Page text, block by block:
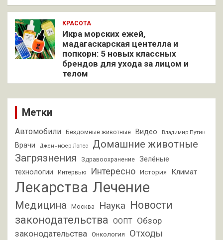
КРАСОТА
Икра морских ежей,
мадагаскарская центелла и
попкорн: 5 новых классных
брендов для ухода за лицом и
телом
Метки
Автомобили Бездомные животные Видео Владимир Путин
Врачи Дженнифер Лопес
Домашние животные
Загрязнения
Здравоохранение
Зелёные
технологии
Интервью Интересно История Климат
Лекарства Лечение
Медицина Москва Наука Новости
законодательства ООПТ Обзор
законодательства Онкология Отходы